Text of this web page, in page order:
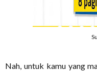
Nah, untuk kamu yang